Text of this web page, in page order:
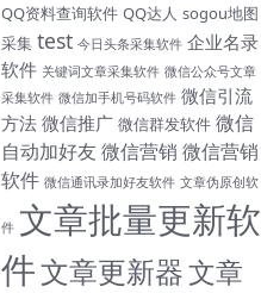
QQ资料查询软件 QQ达人 sogou地图
采集 test 今日头条采集软件 企业名录
软件 关键词文章采集软件 微信公众号文章
采集软件 微信加手机号码软件 微信引流
方法 微信推广 微信群发软件 微信
自动加好友 微信营销 微信营销
软件 微信通讯录加好友软件 文章伪原创软
件 文章批量更新软
件文章更新器文章